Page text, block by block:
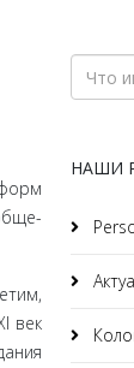
век
НАШИ